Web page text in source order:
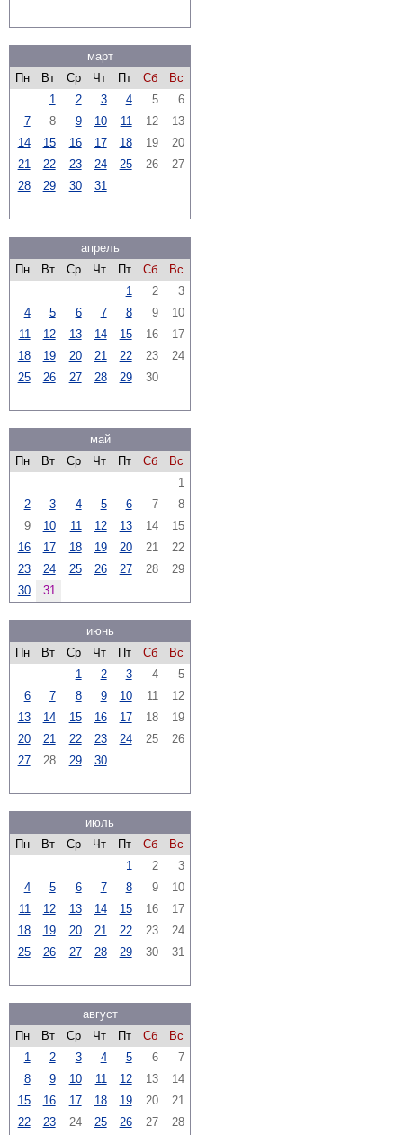
март
Пн
Вт Ср Чт Пт Сб
Вс
1
2 3 4 5
6
7
8 9 10 11 12
13
14
15 16 17 18 19
20
21
22 23 24 25 26
27
28
29 30 31
апрель
Пн
Вт Ср Чт Пт Сб
Вс
1
2
3
4
5 6 7 8 9
10
11
12 13 14 15 16
17
18
19 20 21 22 23
24
25
26 27 28 29 30
май
Пн
Вт Ср Чт Пт Сб
Вс
1
2
3 4 5 6 7
8
9
10 11 12 13 14
15
16
17 18 19 20 21
22
23
24 25 26 27 28
29
30
31
июнь
Пн
Вт Ср Чт Пт Сб
Вс
1
2 3 4
5
6
7 8 9 10 11
12
13
14 15 16 17 18
19
20
21 22 23 24 25
26
27
28 29 30
июль
Пн
Вт Ср Чт Пт Сб
Вс
1
2
3
4
5 6 7 8 9
10
11
12 13 14 15 16
17
18
19 20 21 22 23
24
25
26 27 28 29 30 31
август
Пн
Вт Ср Чт Пт Сб
Вс
1
2 3 4 5 6
7
8
9 10 11 12 13
14
15
16 17 18 19 20
21
22
23 24 25 26 27
28